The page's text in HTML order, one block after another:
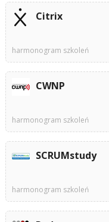
Citrix
harmonogram szkoleń
CWNP
harmonogram szkoleń
SCRUMstudy
harmonogram szkoleń